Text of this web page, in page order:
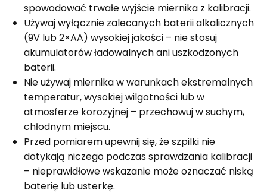
spowodować trwałe wyjście miernika z kalibracji.
Używaj wyłącznie zalecanych baterii alkalicznych
(9V lub 2×AA) wysokiej jakości – nie stosuj
akumulatorów ładowalnych ani uszkodzonych
baterii.
Nie używaj miernika w warunkach ekstremalnych
temperatur, wysokiej wilgotności lub w
atmosferze korozyjnej – przechowuj w suchym,
chłodnym miejscu.
Przed pomiarem upewnij się, że szpilki nie
dotykają niczego podczas sprawdzania kalibracji
– nieprawidłowe wskazanie może oznaczać niską
baterię lub usterkę.